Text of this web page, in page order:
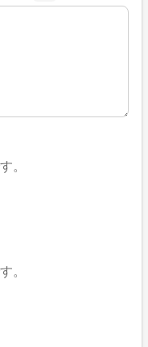
や要望などがござい
。
。